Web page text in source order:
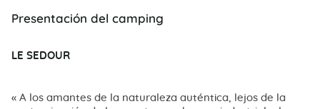
Presentación del camping
LE SEDOUR
« A los amantes de la naturaleza auténtica, lejos de la